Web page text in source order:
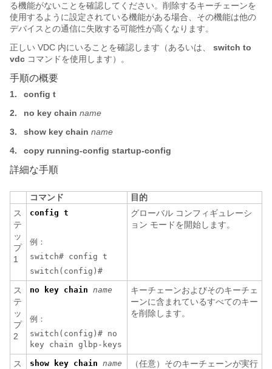
る機能がないことを確認してください。削除するキーチェーンを
使用するように設定されている機能がある場合、その機能は他の
デバイスとの通信に失敗する可能性が高くなります。
正しい VDC 内にいることを確認します（あるいは、
switch to
vdc コマンドを使用します）。
手順の概要
1.
config t
2.
no key chain name
3.
show key chain name
4.
copy running-config startup-config
詳細な手順
コマンド
目的
ス
テ
ッ
プ
1
config t
例：
switch# config t
switch(config)#
グローバル コンフィギュレーシ
ョン モードを開始します。
ス
テ
ッ
プ
2
no key chain name
例：
switch(config)# no
key chain glbp-keys
キーチェーンおよびそのキーチェ
ーンに含まれているすべてのキー
を削除します。
ス
show key chain name
（任意）そのキーチェーンが実行